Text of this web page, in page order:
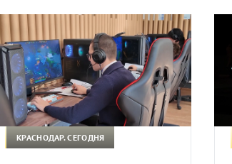
КРАСНОДАР. СЕГОДНЯ